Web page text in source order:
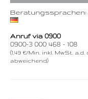
Beratungssprachen:
Anruf via 0900
0900-3 000 468 - 108
(1,49 €/Min. inkl. MwSt.
abweichend)